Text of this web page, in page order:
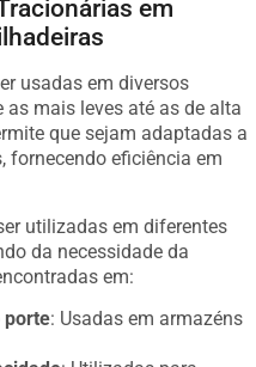
usadas em diversos
as mais leves até as de alta
que sejam adaptadas a
fornecendo eficiência em
utilizadas em diferentes
da necessidade da
em:
porte: Usadas em armazéns